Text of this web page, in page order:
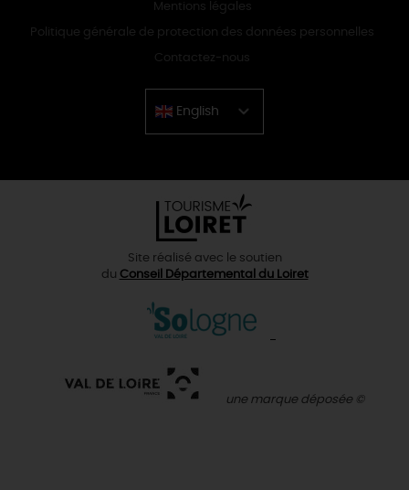
Mentions légales
Politique générale de protection des données personnelles
Contactez-nous
English
Chinese
Site réalisé avec le soutien
du Conseil Départemental du Loiret
une marque déposée ©